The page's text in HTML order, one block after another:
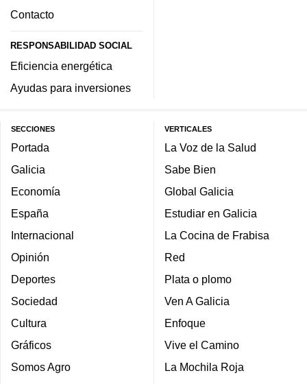
Contacto
RESPONSABILIDAD SOCIAL
Eficiencia energética
Ayudas para inversiones
SECCIONES
Portada
Galicia
Economía
España
Internacional
Opinión
Deportes
Sociedad
Cultura
Gráficos
Somos Agro
VERTICALES
La Voz de la Salud
Sabe Bien
Global Galicia
Estudiar en Galicia
La Cocina de Frabisa
Red
Plata o plomo
Ven A Galicia
Enfoque
Vive el Camino
La Mochila Roja